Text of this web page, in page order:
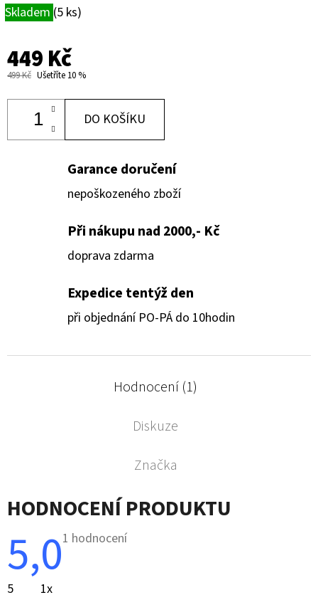
Skladem (5 ks)
449 Kč
499 Kč Ušetříte 10 %
DO KOŠÍKU
Garance doručení
nepoškozeného zboží
Při nákupu nad 2000,- Kč
doprava zdarma
Expedice tentýž den
při objednání PO-PÁ do 10hodin
Hodnocení (1)
Diskuze
Značka
HODNOCENÍ PRODUKTU
5,0Průměrné
1 hodnocení
5
1x